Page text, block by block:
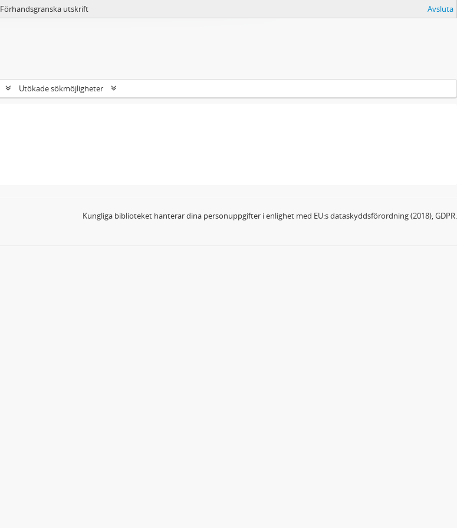
Förhandsgranska utskrift Avsluta
Utökade sökmöjligheter
Kungliga biblioteket hanterar dina personuppgifter i enlighet med EU:s dataskyddsförordning (2018), GDPR.